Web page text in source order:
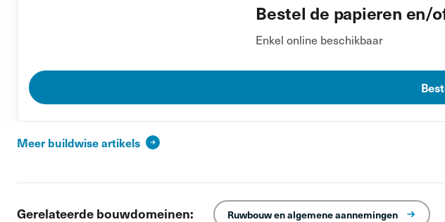
Bestel de papieren en/
Enkel online beschikbaar
Meer buildwise artikels
Gerelateerde bouwdomeinen: Ruwbouw en algemene aannemingen